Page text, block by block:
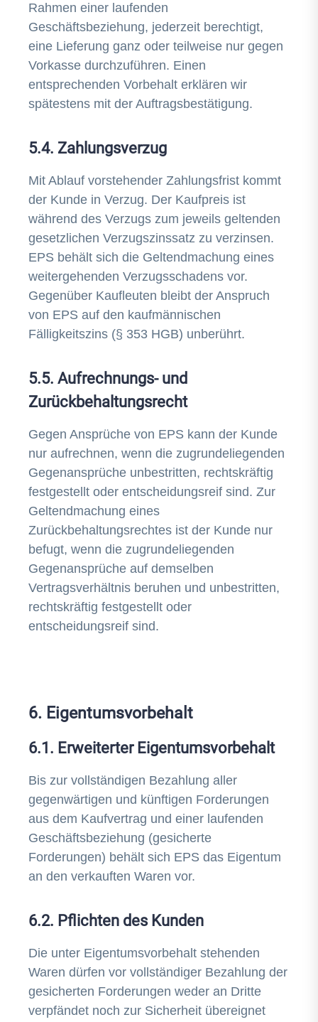
Rahmen einer laufenden
Geschäftsbeziehung, jederzeit berechtigt,
eine Lieferung ganz oder teilweise nur gegen
Vorkasse durchzuführen. Einen
entsprechenden Vorbehalt erklären wir
spätestens mit der Auftragsbestätigung.
5.4. Zahlungsverzug
Mit Ablauf vorstehender Zahlungsfrist kommt
der Kunde in Verzug. Der Kaufpreis ist
während des Verzugs zum jeweils geltenden
gesetzlichen Verzugszinssatz zu verzinsen.
EPS behält sich die Geltendmachung eines
weitergehenden Verzugsschadens vor.
Gegenüber Kaufleuten bleibt der Anspruch
von EPS auf den kaufmännischen
Fälligkeitszins (§ 353 HGB) unberührt.
5.5. Aufrechnungs- und
Zurückbehaltungsrecht
Gegen Ansprüche von EPS kann der Kunde
nur aufrechnen, wenn die zugrundeliegenden
Gegenansprüche unbestritten, rechtskräftig
festgestellt oder entscheidungsreif sind. Zur
Geltendmachung eines
Zurückbehaltungsrechtes ist der Kunde nur
befugt, wenn die zugrundeliegenden
Gegenansprüche auf demselben
Vertragsverhältnis beruhen und unbestritten,
rechtskräftig festgestellt oder
entscheidungsreif sind.
6. Eigentumsvorbehalt
6.1. Erweiterter Eigentumsvorbehalt
Bis zur vollständigen Bezahlung aller
gegenwärtigen und künftigen Forderungen
aus dem Kaufvertrag und einer laufenden
Geschäftsbeziehung (gesicherte
Forderungen) behält sich EPS das Eigentum
an den verkauften Waren vor.
6.2. Pflichten des Kunden
Die unter Eigentumsvorbehalt stehenden
Waren dürfen vor vollständiger Bezahlung der
gesicherten Forderungen weder an Dritte
verpfändet noch zur Sicherheit übereignet